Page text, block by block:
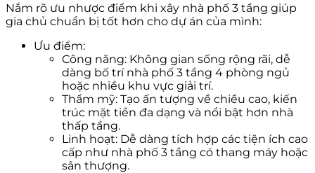
Nắm rõ ưu nhược điểm khi xây nhà phố 3 tầng giúp
gia chủ chuẩn bị tốt hơn cho dự án của mình:
Ưu điểm:
Công năng: Không gian sống rộng rãi, dễ
dàng bố trí nhà phố 3 tầng 4 phòng ngủ
hoặc nhiều khu vực giải trí.
Thẩm mỹ: Tạo ấn tượng về chiều cao, kiến
trúc mặt tiền đa dạng và nổi bật hơn nhà
thấp tầng.
Linh hoạt: Dễ dàng tích hợp các tiện ích cao
cấp như nhà phố 3 tầng có thang máy hoặc
sân thượng.